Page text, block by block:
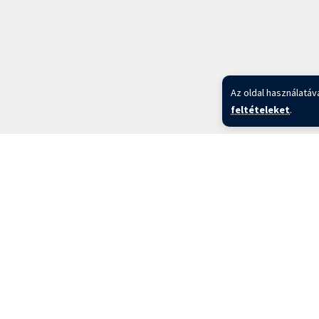
Az oldal
feltételeket.